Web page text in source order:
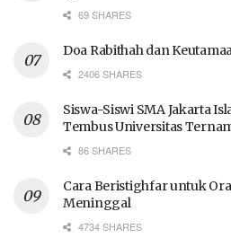
69 SHARES
Doa Rabithah dan
2406 SHARES
Siswa-Siswi SMA Jakarta
Tembus Universitas
86 SHARES
Cara Beristighfar untuk
Meninggal
4734 SHARES